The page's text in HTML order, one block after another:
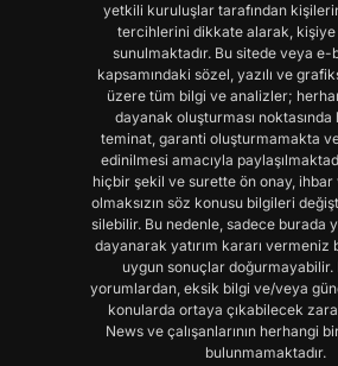
yetkili kuruluşlar tarafından
tercihlerini dikkate alarak,
sunulmaktadır. Bu sitede veya
kapsamındaki sözel, yazılı ve
üzere tüm bilgi ve analizler;
dayanak oluşturması
teminat, garanti oluşturmamakta
edinilmesi amacıyla
hiçbir şekil ve surette ön onay,
olmaksızın söz konusu bilgileri
silebilir. Bu nedenle, sadece burada
dayanarak yatırım kararı
uygun sonuçlar doğurmayabilir.
yorumlardan, eksik bilgi ve/veya
konularda ortaya çıkabilecek
News ve çalışanlarının herhangi
bulunmamaktadır.